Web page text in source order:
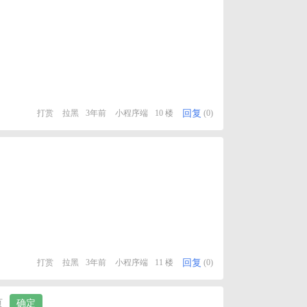
打赏 拉黑 3年前 小程序端 10 楼 回复 (0)
打赏 拉黑 3年前 小程序端 11 楼 回复 (0)
确定